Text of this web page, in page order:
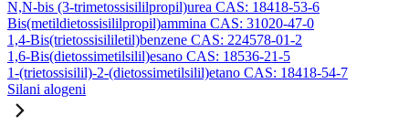
N,N-bis (3-trimetossisililpropil)urea CAS: 18418-53-6
Bis(metildietossisililpropil)ammina CAS: 31020-47-0
1,4-Bis(trietossisililetil)benzene CAS: 224578-01-2
1,6-Bis(dietossimetilsilil)esano CAS: 18536-21-5
1-(trietossisilil)-2-(dietossimetilsilil)etano CAS: 18418-54-7
Silani alogeni